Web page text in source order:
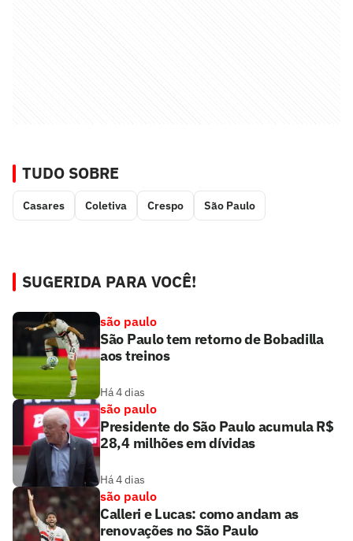
TUDO SOBRE
Casares Coletiva Crespo São Paulo
SUGERIDA PARA VOCÊ!
são paulo
São Paulo tem retorno de Bobadilla
aos treinos
Há 4 dias
são paulo
Presidente do São Paulo acumula R$
28,4 milhões em dívidas
Há 4 dias
são paulo
Calleri e Lucas: como andam as
renovações no São Paulo